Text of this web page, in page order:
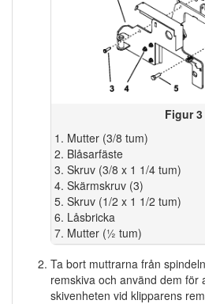
Figur 3
Mutter (3/8 tum)
Blåsarfäste
Skruv (3/8 x 1 1/4 tum)
Skärmskruv (3)
Skruv (1/2 x 1 1/2 tum)
Låsbricka
Mutter (½ tum)
Ta bort muttrarna från
remskiva och använd dem för
skivenheten vid klipparens